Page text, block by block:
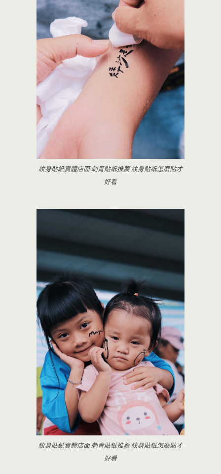
紋身貼紙實體店面 刺青貼紙推薦 紋身貼紙怎麼貼才
好看
紋身貼紙實體店面 刺青貼紙推薦 紋身貼紙怎麼貼才
好看